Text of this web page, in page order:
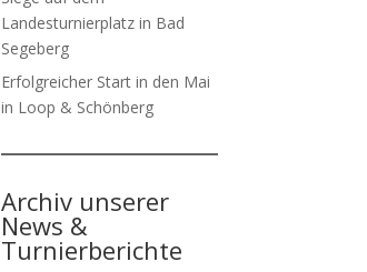
Landesturnierplatz in Bad
Segeberg
Erfolgreicher Start in den Mai
in Loop & Schönberg
Archiv unserer
News &
Turnierberichte